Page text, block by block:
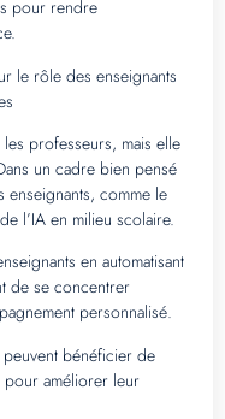
pour rendre
le rôle des enseignants
professeurs, mais elle
un cadre bien pensé
comme le
l’IA en milieu scolaire.
en automatisant
de se concentrer
personnalisé.
peuvent bénéficier de
pour améliorer leur